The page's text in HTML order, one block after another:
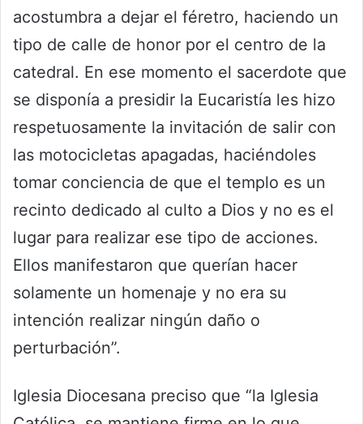
acostumbra a dejar el féretro, haciendo un
tipo de calle de honor por el centro de la
catedral. En ese momento el sacerdote que
se disponía a presidir la Eucaristía les hizo
respetuosamente la invitación de salir con
las motocicletas apagadas, haciéndoles
tomar conciencia de que el templo es un
recinto dedicado al culto a Dios y no es el
lugar para realizar ese tipo de acciones.
Ellos manifestaron que querían hacer
solamente un homenaje y no era su
intención realizar ningún daño o
perturbación”.
Iglesia Diocesana preciso que “la Iglesia